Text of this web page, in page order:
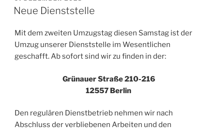
der
Dienststelle“
AM
Neue Dienststelle
Mit dem zweiten Umzugstag diesen Samstag ist der
Umzug unserer Dienststelle im Wesentlichen
geschafft. Ab sofort sind wir zu finden in der:
Grünauer Straße 210-216
12557 Berlin
Den regulären Dienstbetrieb nehmen wir nach
Abschluss der verbliebenen Arbeiten und den